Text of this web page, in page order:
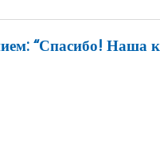
“Спасибо! Наша